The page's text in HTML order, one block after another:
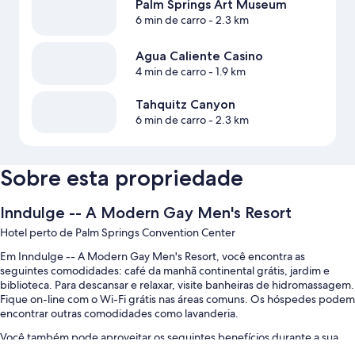
Palm Springs Art Museum
6 min de carro- 2.3 km
Agua Caliente Casino
4 min de carro- 1.9 km
Tahquitz Canyon
6 min de carro- 2.3 km
Sobre esta propriedade
Inndulge -- A Modern Gay Men's Resort
Hotel perto de Palm Springs Convention Center
Em Inndulge -- A Modern Gay Men's Resort, você encontra as
seguintes comodidades: café da manhã continental grátis, jardim e
biblioteca. Para descansar e relaxar, visite banheiras de hidromassagem.
Fique on-line com o Wi-Fi grátis nas áreas comuns. Os hóspedes podem
encontrar outras comodidades como lavanderia.
Você também pode aproveitar os seguintes benefícios durante a sua